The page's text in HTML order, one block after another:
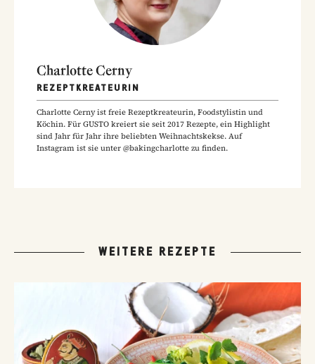
Charlotte Cerny
REZEPTKREATEURIN
Charlotte Cerny ist freie Rezeptkreateurin, Foodstylistin und
Köchin. Für GUSTO kreiert sie seit 2017 Rezepte, ein Highlight
sind Jahr für Jahr ihre beliebten Weihnachtskekse. Auf
Instagram ist sie unter @bakingcharlotte zu finden.
WEITERE REZEPTE